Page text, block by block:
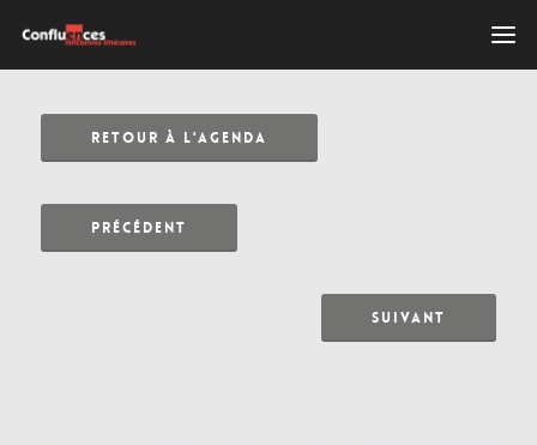
RETOUR À L'AGENDA
PRÉCÉDENT
SUIVANT